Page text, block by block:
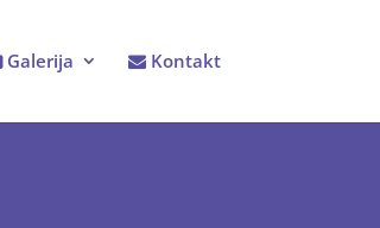
Galerija Kontakt